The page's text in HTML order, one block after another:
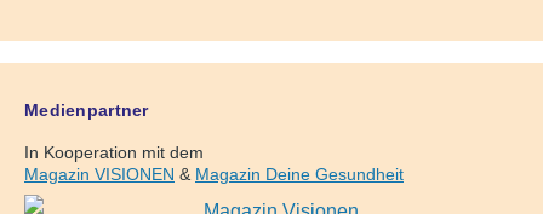
Medienpartner
In Kooperation mit dem
Magazin VISIONEN & Magazin Deine Gesundheit